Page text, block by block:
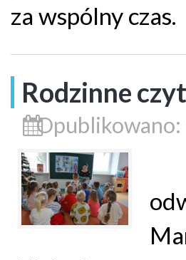
za wspólny czas.
Rodzinne